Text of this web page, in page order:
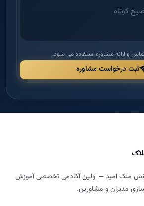
و ارائه مشاوره استفاده می شود.
ثبت درخواست مشاوره
ملک امید — اولین آکادمی تخصصی آموزش
مدیران و مشاورین.